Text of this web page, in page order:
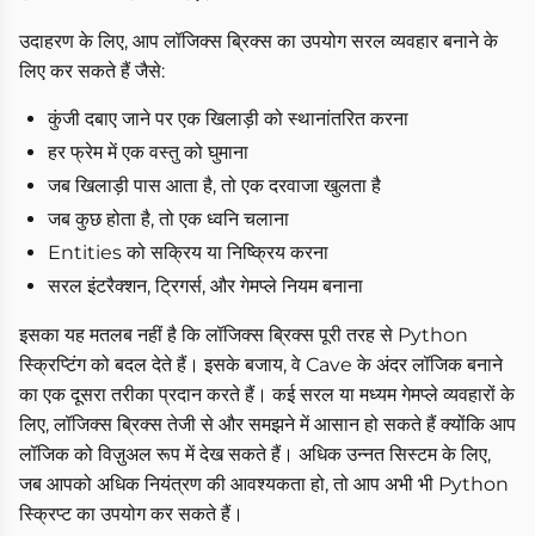
उदाहरण के लिए, आप लॉजिक्स ब्रिक्स का उपयोग सरल व्यवहार बनाने के
लिए कर सकते हैं जैसे:
कुंजी दबाए जाने पर एक खिलाड़ी को स्थानांतरित करना
हर फ्रेम में एक वस्तु को घुमाना
जब खिलाड़ी पास आता है, तो एक दरवाजा खुलता है
जब कुछ होता है, तो एक ध्वनि चलाना
Entities को सक्रिय या निष्क्रिय करना
सरल इंटरैक्शन, ट्रिगर्स, और गेमप्ले नियम बनाना
इसका यह मतलब नहीं है कि लॉजिक्स ब्रिक्स पूरी तरह से Python
स्क्रिप्टिंग को बदल देते हैं। इसके बजाय, वे Cave के अंदर लॉजिक बनाने
का एक दूसरा तरीका प्रदान करते हैं। कई सरल या मध्यम गेमप्ले व्यवहारों के
लिए, लॉजिक्स ब्रिक्स तेजी से और समझने में आसान हो सकते हैं क्योंकि आप
लॉजिक को विज़ुअल रूप में देख सकते हैं। अधिक उन्नत सिस्टम के लिए,
जब आपको अधिक नियंत्रण की आवश्यकता हो, तो आप अभी भी Python
स्क्रिप्ट का उपयोग कर सकते हैं।